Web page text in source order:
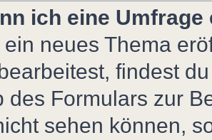
ich eine
neues Thema
findest
des Formulars zur
sehen können,